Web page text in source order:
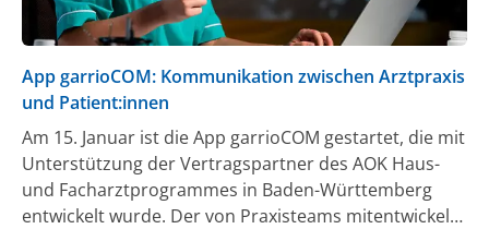
App garrioCOM: Kommunikation zwischen Arztpraxis
und Patient:innen
Am 15. Januar ist die App garrioCOM gestartet, die mit
Unterstützung der Vertragspartner des AOK Haus-
und Facharztprogrammes in Baden-Württemberg
entwickelt wurde. Der von Praxisteams mitentwickelte